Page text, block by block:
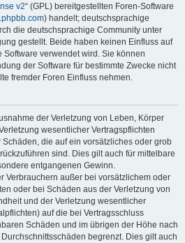
v2“ (GPL) bereitgestellten Foren-Software
) handelt; deutschsprachige
die deutschsprachige Community unter
gestellt. Beide haben keinen Einfluss auf
Software verwendet wird. Sie können
der Software für bestimmte Zwecke nicht
fremder Foren Einfluss nehmen.
der Verletzung von Leben, Körper
wesentlicher Vertragspflichten
die auf ein vorsätzliches oder grob
sind. Dies gilt auch für mittelbare
entgangenen Gewinn.
Verbrauchern außer bei vorsätzlichem oder
oder bei Schäden aus der Verletzung von
und der Verletzung wesentlicher
auf die bei Vertragsschluss
Schäden und im übrigen der Höhe nach
begrenzt. Dies gilt auch